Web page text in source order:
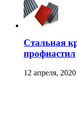
Стальная
профнастил
12 апреля, 2020